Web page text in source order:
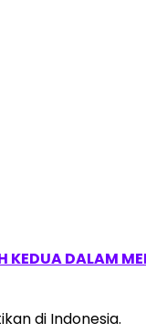
KEDUA DALAM
di Indonesia.